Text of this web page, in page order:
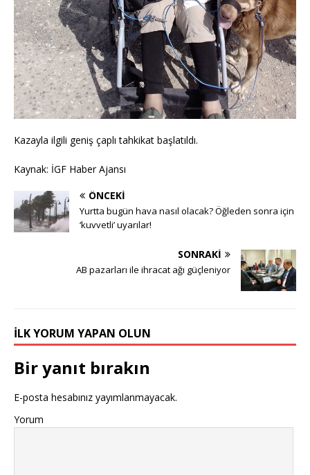
Kazayla ilgili geniş çaplı tahkikat başlatıldı.
Kaynak: İGF Haber Ajansı
ÖNCEKI
Yurtta bugün hava nasıl olacak? Öğleden sonra için
‘kuvvetli’ uyarılar!
SONRAKI
AB pazarları ile ihracat ağı güçleniyor
İLK YORUM YAPAN OLUN
Bir yanıt bırakın
E-posta hesabınız yayımlanmayacak.
Yorum